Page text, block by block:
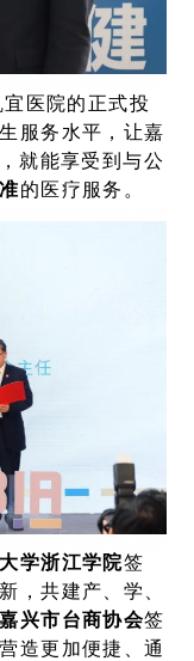
医院的正式投
服务水平，让嘉
就能享受到与公
的医疗服务。
学浙江学院签
，共建产、学、
嘉兴市台商协会签
造更加便捷、通